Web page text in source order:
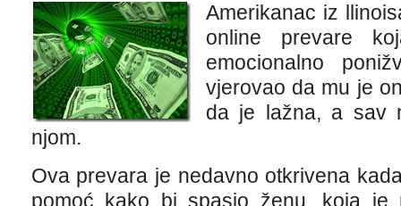
Amerikanac iz
online prevare
emocionalno
vjerovao da mu je
da je lažna, a sav
njom.
Ova prevara je nedavno otkrivena
pomoć kako bi spasio ženu, koja je